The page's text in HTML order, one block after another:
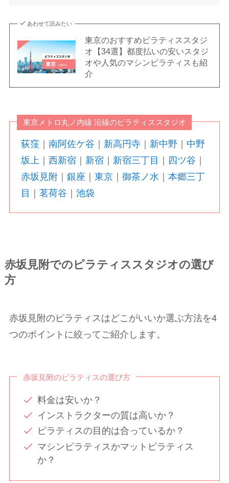
あわせて読みたい
東京のおすすめピラティススタジ
オ【34選】都度払いの安いスタジ
オや人気のマシンピラティスも紹
介
東京メトロ丸ノ内線 沿線のピラティススタジオ
荻窪 ｜南阿佐ケ谷 ｜ 新高円寺 ｜ 新中野 ｜ 中野
坂上 ｜西新宿 ｜ 新宿 ｜ 新宿三丁目 ｜ 四ツ谷 ｜
赤坂見附 ｜銀座 ｜東京 ｜御茶ノ水 ｜本郷三丁
目 ｜茗荷谷 ｜池袋
赤坂見附でのピラティススタジオの選び
方
赤坂見附のピラティスはどこがいいか選ぶ方法を4
つのポイントに絞ってご紹介します。
赤坂見附のピラティスの選び方
料金は安いか？
インストラクターの質は高いか？
ピラティスの目的は合っているか？
マシンピラティスかマットピラティス
か？